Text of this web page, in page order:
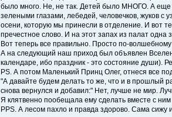
было много. Не, не так. Детей было МНОГО. А еще
зелеными глазами, лебедей, человечков, жуков с
осени, которую мы принесли в отделение. И вот
пречестное слово. И на этот запах из палат
Вот теперь все правильно. Просто по-
А на следующий наш приход был объявлен
календаре, ибо праздник - это состояние души).
PS. А потом Маленький Принц Олег, отнеся все
"А давайте будем делать то же, что и в прошлый
снова вернулся и добавил:" Нет, лучше не мир.
Я клятвенно пообещала ему сделать вместе с
PPS. А лесом пахло и правда здорово. Сама сижу